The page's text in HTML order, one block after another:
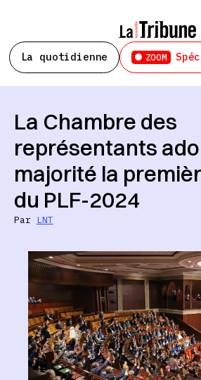
La quotidienne ZOOM
La Chambre des
représentants
majorité la
du PLF-2024
Par LNT